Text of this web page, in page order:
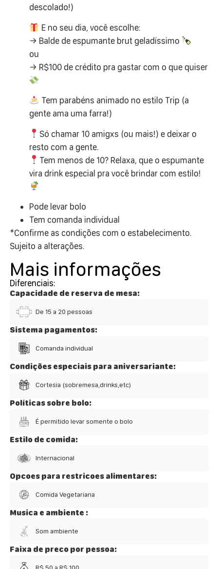
descolado!)
E no seu dia, você escolhe:
→ Balde de espumante brut geladíssimo
ou
→ R$100 de crédito pra gastar com o que quiser
Tem parabéns animado no estilo Trip (a
gente ama uma farra!)
Só chamar 10 amigxs (ou mais!) e deixar o
resto com a gente.
Tem menos de 10? Relaxa, que o espumante
vira drink especial pra você brindar com estilo!
Pode levar bolo
Tem comanda individual
*Confirme as condições com o estabelecimento.
Sujeito a alterações.
Mais informações
Diferenciais:
Capacidade de reserva de mesa:
De 15 a 20 pessoas
Sistema pagamentos:
Comanda individual
Condições especiais para aniversariante:
Cortesia (sobremesa,drinks,etc)
Políticas sobre bolo:
É permitido levar somente o bolo
Estilo de comida:
Internacional
Opcoes para restricoes alimentares:
Comida Vegetariana
Musica e ambiente :
Som ambiente
Faixa de preco por pessoa: